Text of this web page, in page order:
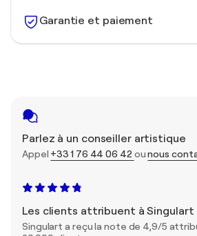
Garantie et paiement
Parlez à un conseiller artistique
Appel +33 1 76 44 06 42 ounous
Les clients attribuent à Singulart
Singulart a reçu la note de 4,9/5